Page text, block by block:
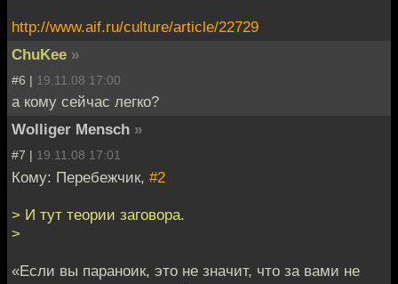
http://www.aif.ru/culture/article/22729
ChuKee »
#6 | 19.11.08 17:00
а кому сейчас легко?
Wolliger Mensch »
#7 | 19.11.08 17:01
Кому: Перебежчик, #2
> И тут теории заговора.
>
«Если вы параноик, это не значит, что за вами не